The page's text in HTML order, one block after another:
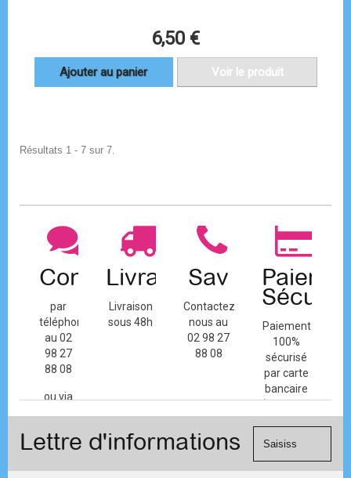
6,50 €
Ajouter au panier Voir le produit
Résultats 1 - 7 sur 7.
Contact
par
téléphone
au 02
98 27
88 08
ou via
de
Livraison
Livraison
sous 48h
Sav
Contactez-
nous au
02 98 27
88 08
Paiement
100%
sécurisé
par carte
bancaire
(Mastercard,
Visa, ...) et
Lettre d'informations